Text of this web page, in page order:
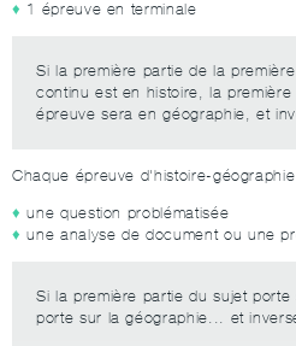
1 épreuve en terminale
Si la première partie de la
continu est en histoire, la
épreuve sera en géographie, et
Chaque épreuve d'histoire-
une question problématisée
une analyse de document ou une
Si la première partie du sujet
porte sur la géographie... et